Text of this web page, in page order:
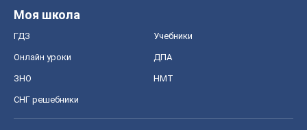
Моя школа
ГДЗ Учебники
Онлайн уроки ДПА
ЗНО НМТ
СНГ решебники